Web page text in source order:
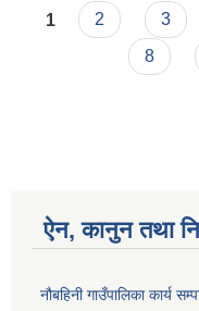
Pages
1 2 3
8
ऐन, कानुन तथा
नौबहिनी गाउँपालिका कार्य